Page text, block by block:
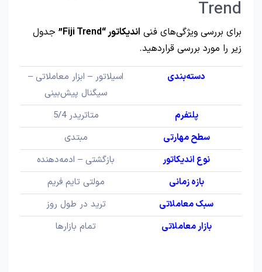
Trend
برای بررسی ویژگی‌های فنی اندیکاتور “Fiji Trend”
جدول
زیر را مورد بررسی قراردهید.
دسته‌بندی
اسیلاتور – ابزار معاملاتی –
سیگنال پیش‌بینی
پلتفرم
متاتریدر 5/4
سطح مهارتی
مبتدی
نوع اندیکاتور
بازگشتی – ادمه‌دهنده
بازه زمانی
مولتی تایم فریم
سبک معاملاتی
ترید در طول روز
بازار معاملاتی
تمام بازار‌ها